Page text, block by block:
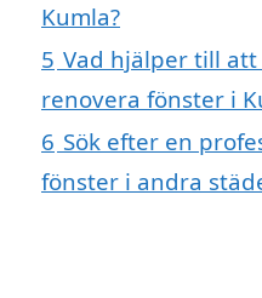
Kumla?
5 Vad hjälper till
renovera fönster i
6 Sök efter en
fönster i andra